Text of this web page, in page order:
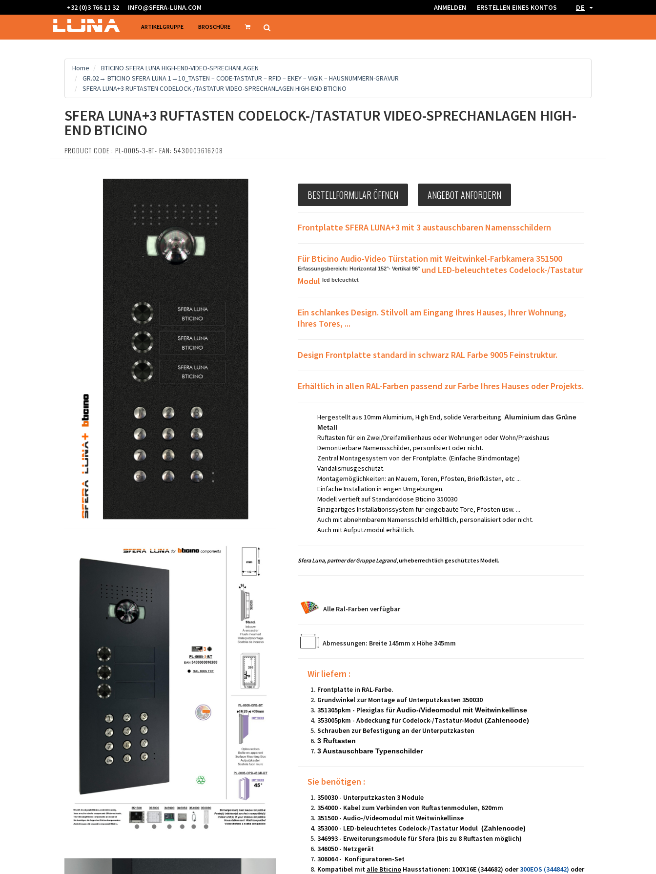
+32 (0)3 766 11 32 INFO@SFERA-LUNA.COM ANMELDEN ERSTELLEN EINES KONTOS DE
ARTIKELGRUPPE BROSCHÜRE
Home
BTICINO SFERA LUNA HIGH-END-VIDEO-SPRECHANLAGEN
GR.02→ BTICINO SFERA LUNA 1→10_TASTEN – CODE-TASTATUR – RFID – EKEY – VIGIK – HAUSNUMMERN-GRAVUR
SFERA LUNA+3 RUFTASTEN CODELOCK-/TASTATUR VIDEO-SPRECHANLAGEN HIGH-END BTICINO
SFERA LUNA+3 RUFTASTEN CODELOCK-/TASTATUR VIDEO-SPRECHANLAGEN HIGH-
END BTICINO
PRODUCT CODE : PL-0005-3-BT- EAN: 5430003616208
BESTELLFORMULAR ÖFFNEN ANGEBOT ANFORDERN
Frontplatte SFERA LUNA+3 mit 3 austauschbaren Namensschildern
Für Bticino Audio-Video Türstation mit Weitwinkel-Farbkamera 351500
Erfassungsbereich: Horizontal 152°- Vertikal 96°und LED-beleuchtetes Codelock-/Tastatur
Modul led beleuchtet
Ein schlankes Design. Stilvoll am Eingang Ihres Hauses, Ihrer Wohnung,
Ihres Tores, ...
Design Frontplatte standard in schwarz RAL Farbe 9005 Feinstruktur.
Erhältlich in allen RAL-Farben passend zur Farbe Ihres Hauses oder Projekts.
Hergestellt aus 10mm Aluminium, High End, solide Verarbeitung. Aluminium das Grüne
Metall
Ruftasten für ein Zwei/Dreifamilienhaus oder Wohnungen oder Wohn/Praxishaus
Demontierbare Namensschilder, personlisiert oder nicht.
Zentral Montagesystem von der Frontplatte. (Einfache Blindmontage)
Vandalismusgeschützt.
Montagemöglichkeiten: an Mauern, Toren, Pfosten, Briefkästen, etc ...
Einfache Installation in engen Umgebungen.
Modell vertieft auf Standarddose Bticino 350030
Einzigartiges Installationssystem für eingebaute Tore, Pfosten usw. ...
Auch mit abnehmbarem Namensschild erhältlich, personalisiert oder nicht.
Auch mit Aufputzmodul erhältlich.
Sfera Luna, partner der Gruppe Legrand, urheberrechtlich geschütztes Modell.
Alle Ral-Farben verfügbar
Abmessungen: Breite 145mm x Höhe 345mm
Wir liefern :
Frontplatte in RAL-Farbe.
Grundwinkel zur Montage auf Unterputzkasten 350030
351305pkm - Plexiglas fürAudio-/Videomodul mit Weitwinkellinse
353005pkm - Abdeckung für Codelock-/Tastatur-Modul(Zahlencode)
Schrauben zur Befestigung an der Unterputzkasten
3 Ruftasten
3 Austauschbare Typenschilder
Sie benötigen :
350030 - Unterputzkasten 3 Module
354000 - Kabel zum Verbinden von Ruftastenmodulen, 620mm
351500 - Audio-/Videomodul mit Weitwinkellinse
353000 - LED-beleuchtetes Codelock-/Tastatur Modul (Zahlencode)
346993 - Erweiterungsmodule für Sfera (bis zu 8 Ruftasten möglich)
346050 - Netzgerät
306064 - Konfiguratoren-Set
Kompatibel mit alle BticinoHausstationen: 100X16E (344682) oder300EOS (344842) oder